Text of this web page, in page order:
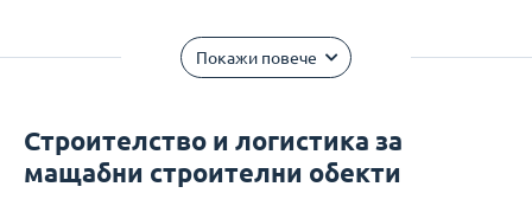
Покажи повече
Строителство и логистика за
мащабни строителни обекти